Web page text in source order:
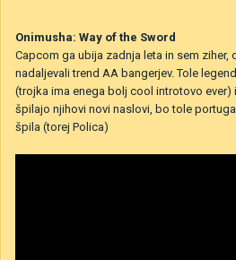
Onimusha: Way of the Sword
Capcom ga ubija zadnja leta in sem ziher,
nadaljevali trend AA bangerjev. Tole
(trojka ima enega bolj cool introtovo
špilajo njihovi novi naslovi, bo tole
špila (torej Polica)